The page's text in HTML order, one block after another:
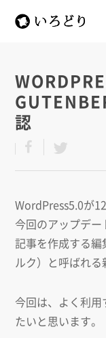
認
WordPress5.0が
今回のアップデ
記事を作成する
ルク）と呼ばれる
今回は、よく利
たいと思います。